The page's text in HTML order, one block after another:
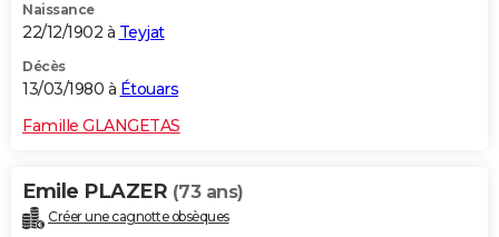
Naissance
22/12/1902 à Teyjat
Décès
13/03/1980 à Étouars
Famille GLANGETAS
Emile PLAZER (73 ans)
Créer une cagnotte obsèques